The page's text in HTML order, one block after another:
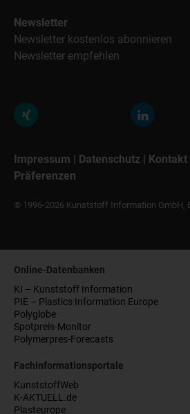
Newsletter
Newsletter kostenlos abonnieren
Newsletter empfehlen
Impressum Datenschutz Kontakt
Präferenzen
© 1996-2026 Kunststoff Information GmbH,
Online-Datenbanken
KI – Kunststoff Information
PIE – Plastics Information Europe
Polyglobe
Spotpreis-Monitor
Polymerpres-Forecasts
Fachinformationsportale
KunststoffWeb
K-AKTUELL.de
Plasteurope